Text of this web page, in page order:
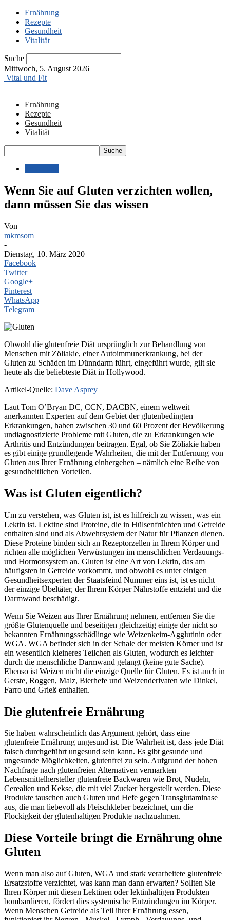
Ernährung
Rezepte
Gesundheit
Vitalität
Suche
Mittwoch, 5. August 2026
Vital und Fit
Ernährung
Rezepte
Gesundheit
Vitalität
Wenn Sie auf Gluten verzichten wollen,
dann müssen Sie das wissen
Von
mkmsom
-
Dienstag, 10. März 2020
Facebook
Twitter
Google+
Pinterest
WhatsApp
Telegram
Obwohl die glutenfreie Diät ursprünglich zur Behandlung von
Menschen mit Zöliakie, einer Autoimmunerkrankung, bei der
Gluten zu Schäden im Dünndarm führt, eingeführt wurde, gilt sie
heute als die beliebteste Diät in Hollywood.
Artikel-Quelle: Dave Asprey
Laut Tom O’Bryan DC, CCN, DACBN, einem weltweit
anerkannten Experten auf dem Gebiet der glutenbedingten
Erkrankungen, haben zwischen 30 und 60 Prozent der Bevölkerung
undiagnostizierte Probleme mit Gluten, die zu Erkrankungen wie
Arthritis und Entzündungen beitragen. Egal, ob Sie Zöliakie haben
es gibt einige grundlegende Wahrheiten, die mit der Entfernung von
Gluten aus Ihrer Ernährung einhergehen – nämlich eine Reihe von
gesundheitlichen Vorteilen.
Was ist Gluten eigentlich?
Um zu verstehen, was Gluten ist, ist es hilfreich zu wissen, was ein
Lektin ist. Lektine sind Proteine, die in Hülsenfrüchten und Getreide
enthalten sind und als Abwehrsystem der Natur für Pflanzen dienen.
Diese Proteine binden sich an Rezeptorzellen in Ihrem Körper und
richten alle möglichen Verwüstungen im menschlichen Verdauungs-
und Hormonsystem an. Gluten ist eine Art von Lektin, das am
häufigsten in Getreide vorkommt, und obwohl es unter einigen
Gesundheitsexperten der Staatsfeind Nummer eins ist, ist es nicht
der einzige Übeltäter, der Ihrem Körper Nährstoffe entzieht und die
Darmwand beschädigt.
Wenn Sie Weizen aus Ihrer Ernährung nehmen, entfernen Sie die
größte Glutenquelle und beseitigen gleichzeitig einige der nicht so
bekannten Ernährungsschädlinge wie Weizenkeim-Agglutinin oder
WGA. WGA befindet sich in der Schale der meisten Körner und ist
ein wesentlich kleineres Teilchen als Gluten, wodurch es leichter
durch die menschliche Darmwand gelangt (keine gute Sache).
Ebenso ist Weizen nicht die einzige Quelle für Gluten. Es ist auch in
Gerste, Roggen, Malz, Bierhefe und Weizenderivaten wie Dinkel,
Farro und Grieß enthalten.
Die glutenfreie Ernährung
Sie haben wahrscheinlich das Argument gehört, dass eine
glutenfreie Ernährung ungesund ist. Die Wahrheit ist, dass jede Diät
falsch durchgeführt ungesund sein kann. Es gibt gesunde und
ungesunde Möglichkeiten, glutenfrei zu sein. Aufgrund der hohen
Nachfrage nach glutenfreien Alternativen vermarkten
Lebensmittelhersteller glutenfreie Backwaren wie Brot, Nudeln,
Cerealien und Kekse, die mit viel Zucker hergestellt werden. Diese
Produkte tauschen auch Gluten und Hefe gegen Transglutaminase
aus, die man liebevoll als Fleischkleber bezeichnet, um die
Flockigkeit der glutenhaltigen Produkte nachzuahmen.
Diese Vorteile bringt die Ernährung ohne
Gluten
Wenn man also auf Gluten, WGA und stark verarbeitete glutenfreie
Ersatzstoffe verzichtet, was kann man dann erwarten? Sollten Sie
Ihren Körper mit diesen Lektinen oder lektinhaltigen Produkten
bombardieren, fördert dies systemische Entzündungen im Körper.
Wenn Menschen Getreide als Teil ihrer Ernährung essen,